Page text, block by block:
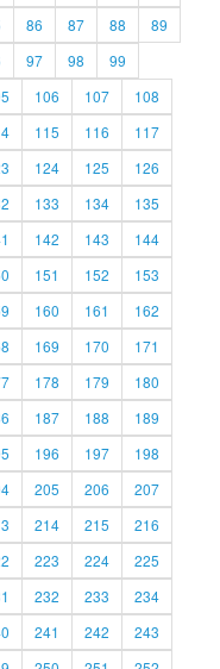
86 87 88
89
97 98
99
106 107
108
115 116
117
124 125
126
133 134
135
142 143
144
151 152
153
160 161
162
169 170
171
178 179
180
187 188
189
196 197
198
205 206
207
214 215
216
223 224
225
232 233
234
241 242
243